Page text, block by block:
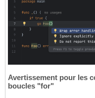
Avertissement pour les
boucles "for"